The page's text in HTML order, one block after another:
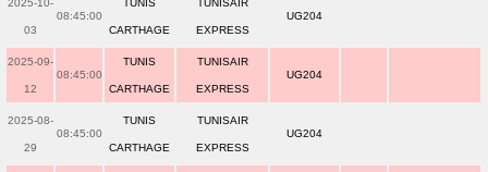
2025-10-
03
08:45:00
TUNIS
CARTHAGE
TUNISAIR
EXPRESS
UG204
2025-09-
12
08:45:00
TUNIS
CARTHAGE
TUNISAIR
EXPRESS
UG204
2025-08-
29
08:45:00
TUNIS
CARTHAGE
TUNISAIR
EXPRESS
UG204